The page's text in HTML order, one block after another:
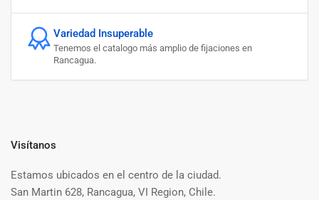
Variedad Insuperable
Tenemos el catalogo más amplio de fijaciones en
Rancagua.
Visítanos
Estamos ubicados en el centro de la ciudad.
San Martin 628, Rancagua, VI Region, Chile.